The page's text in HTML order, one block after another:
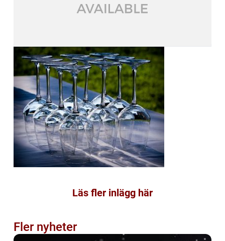
Läs fler inlägg här
Fler nyheter